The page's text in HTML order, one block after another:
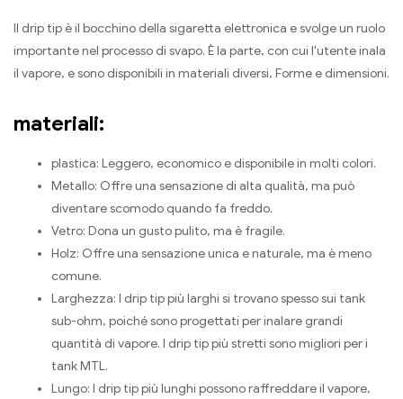
Il drip tip è il bocchino della sigaretta elettronica e svolge un ruolo
importante nel processo di svapo. È la parte, con cui l'utente inala
il vapore, e sono disponibili in materiali diversi, Forme e dimensioni.
materiali:
plastica: Leggero, economico e disponibile in molti colori.
Metallo: Offre una sensazione di alta qualità, ma può
diventare scomodo quando fa freddo.
Vetro: Dona un gusto pulito, ma è fragile.
Holz: Offre una sensazione unica e naturale, ma è meno
comune.
Larghezza: I drip tip più larghi si trovano spesso sui tank
sub-ohm, poiché sono progettati per inalare grandi
quantità di vapore. I drip tip più stretti sono migliori per i
tank MTL.
Lungo: I drip tip più lunghi possono raffreddare il vapore,